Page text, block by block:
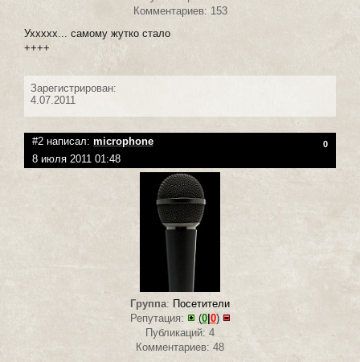
Комментариев: 153
Уххххх... самому жутко стало
++++
Зарегистрирован:
4.07.2011
#2 написал: microphone 0
8 июля 2011 01:48
Группа: Посетители
Репутация:
(0|0)
Публикаций: 4
Комментариев: 48